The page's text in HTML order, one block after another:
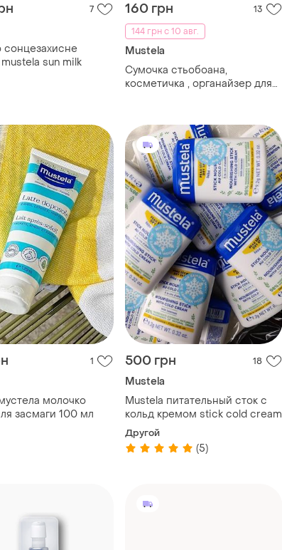
7
сонцезахисне
sun milk
160 грн
13
144 грн с 10 авг.
Mustela
Сумочка стьобоана,
косметичка , органайзер для
1
молочко
засмаги 100 мл
500 грн 18
Mustela
Mustela питательный сток с
кольд кремом stick cold cream
Другой
(5)